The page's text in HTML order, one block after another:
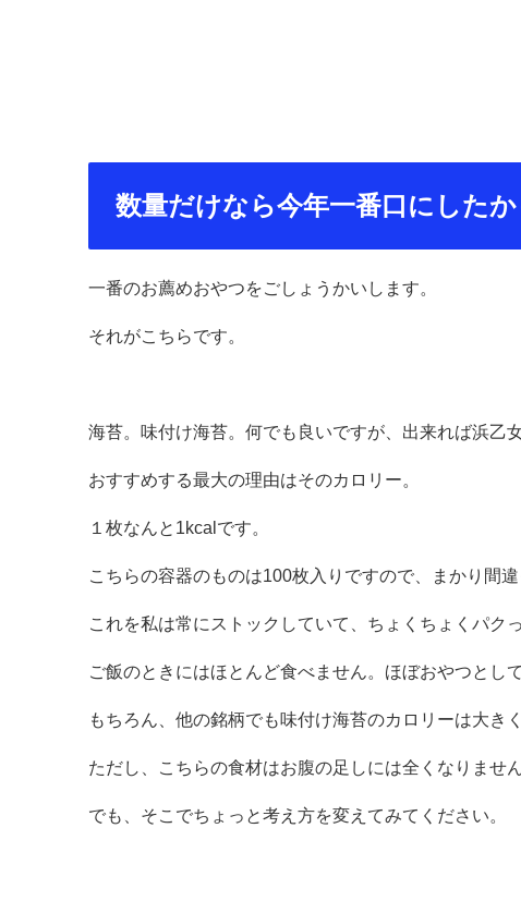
数量だけなら今年一番口にした
一番のお薦めおやつをごしょうかいします。
それがこちらです。
海苔。味付け海苔。何でも良いですが、出来れば浜乙女
おすすめする最大の理由はそのカロリー。
１枚なんと1kcalです。
こちらの容器のものは100枚入りですので、まかり間
これを私は常にストックしていて、ちょくちょくパク
ご飯のときにはほとんど食べません。ほぼおやつとし
もちろん、他の銘柄でも味付け海苔のカロリーは大き
ただし、こちらの食材はお腹の足しには全くなりませ
でも、そこでちょっと考え方を変えてみてください。